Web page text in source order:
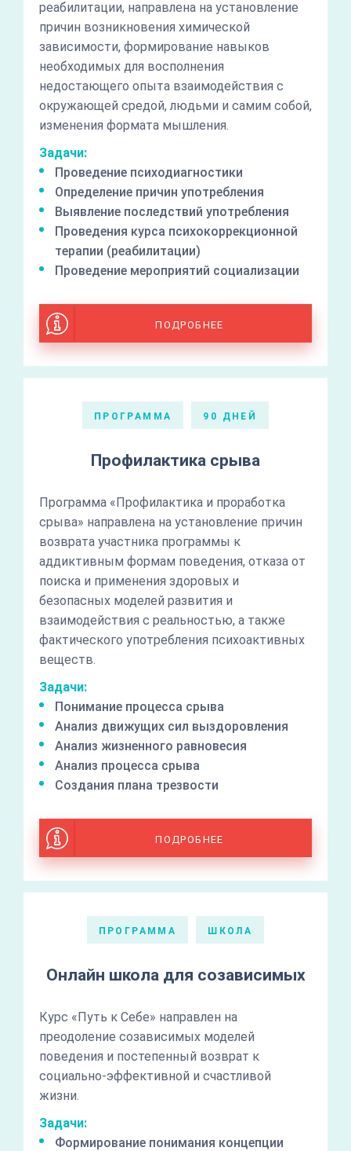
реабилитации, направлена на установление
причин возникновения химической
зависимости, формирование навыков
необходимых для восполнения
недостающего опыта взаимодействия с
окружающей средой, людьми и самим собой,
изменения формата мышления.
Задачи:
Проведение психодиагностики
Определение причин употребления
Выявление последствий употребления
Проведения курса психокоррекционной
терапии (реабилитации)
Проведение мероприятий социализации
ПОДРОБНЕЕ
ПРОГРАММА 90 ДНЕЙ
Профилактика срыва
Программа «Профилактика и проработка
срыва» направлена на установление причин
возврата участника программы к
аддиктивным формам поведения, отказа от
поиска и применения здоровых и
безопасных моделей развития и
взаимодействия с реальностью, а также
фактического употребления психоактивных
веществ.
Задачи:
Понимание процесса срыва
Анализ движущих сил выздоровления
Анализ жизненного равновесия
Анализ процесса срыва
Создания плана трезвости
ПОДРОБНЕЕ
ПРОГРАММА ШКОЛА
Онлайн школа для созависимых
Курс «Путь к Себе» направлен на
преодоление созависимых моделей
поведения и постепенный возврат к
социально-эффективной и счастливой
жизни.
Задачи:
Формирование понимания концепции